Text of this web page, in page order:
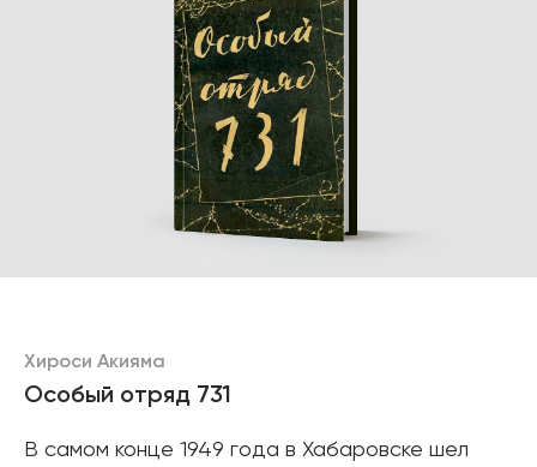
Хироси Акияма
Особый отряд 731
В самом конце 1949 года в Хабаровске шел